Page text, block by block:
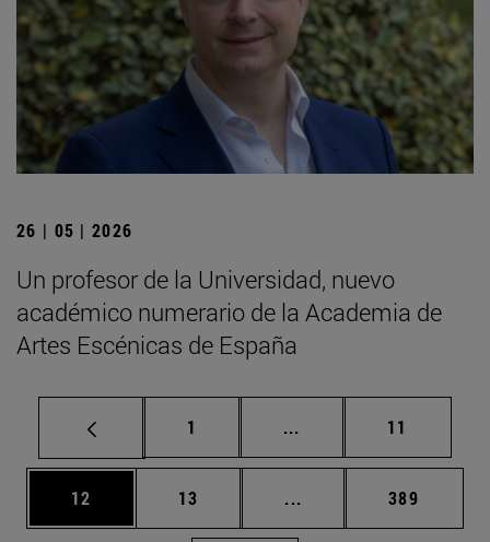
26 | 05 | 2026
Un profesor de la Universidad, nuevo
académico numerario de la Academia de
Artes Escénicas de España
Página
1 ... Páginas intermedias
Página
11
Página
12 Página
13 ... Páginas intermedias
Página
389